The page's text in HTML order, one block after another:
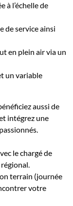
à l’échelle de
de service ainsi
en plein air via un
un variable
aussi de
intégrez une
le chargé de
terrain (journée
votre